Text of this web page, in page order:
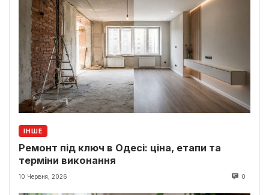
ІНШЕ
Ремонт під ключ в Одесі: ціна, етапи та
терміни виконання
10 Червня, 2026 0